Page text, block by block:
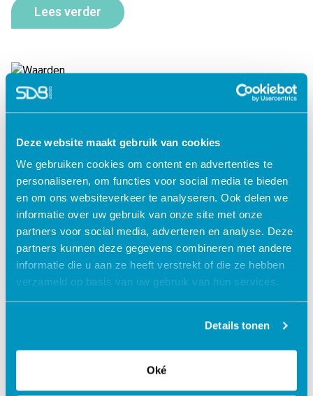
Deze website maakt gebruik van cookies
We gebruiken cookies om content en advertenties te
personaliseren, om functies voor social media te bieden
en om ons websiteverkeer te analyseren. Ook delen we
informatie over uw gebruik van onze site met onze
partners voor social media, adverteren en analyse. Deze
partners kunnen deze gegevens combineren met andere
informatie die u aan ze heeft verstrekt of die ze hebben
verzameld op basis van uw gebruik van hun services.
Details tonen
Oké
Lees verder
Waarden
Jouw data veilig in de cloud